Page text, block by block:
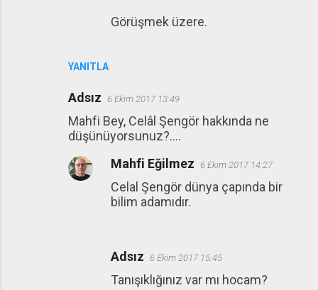
YANITLA
Görüşmek üzere.
Adsız 6 Ekim 2017 13:49
Mahfi Bey, Celâl Şengör hakkında ne
düşünüyorsunuz?....
Mahfi Eğilmez 6 Ekim 2017 14:27
Celal Şengör dünya çapında bir
bilim adamıdır.
Adsız 6 Ekim 2017 15:45
Tanışıklığınız var mı hocam?